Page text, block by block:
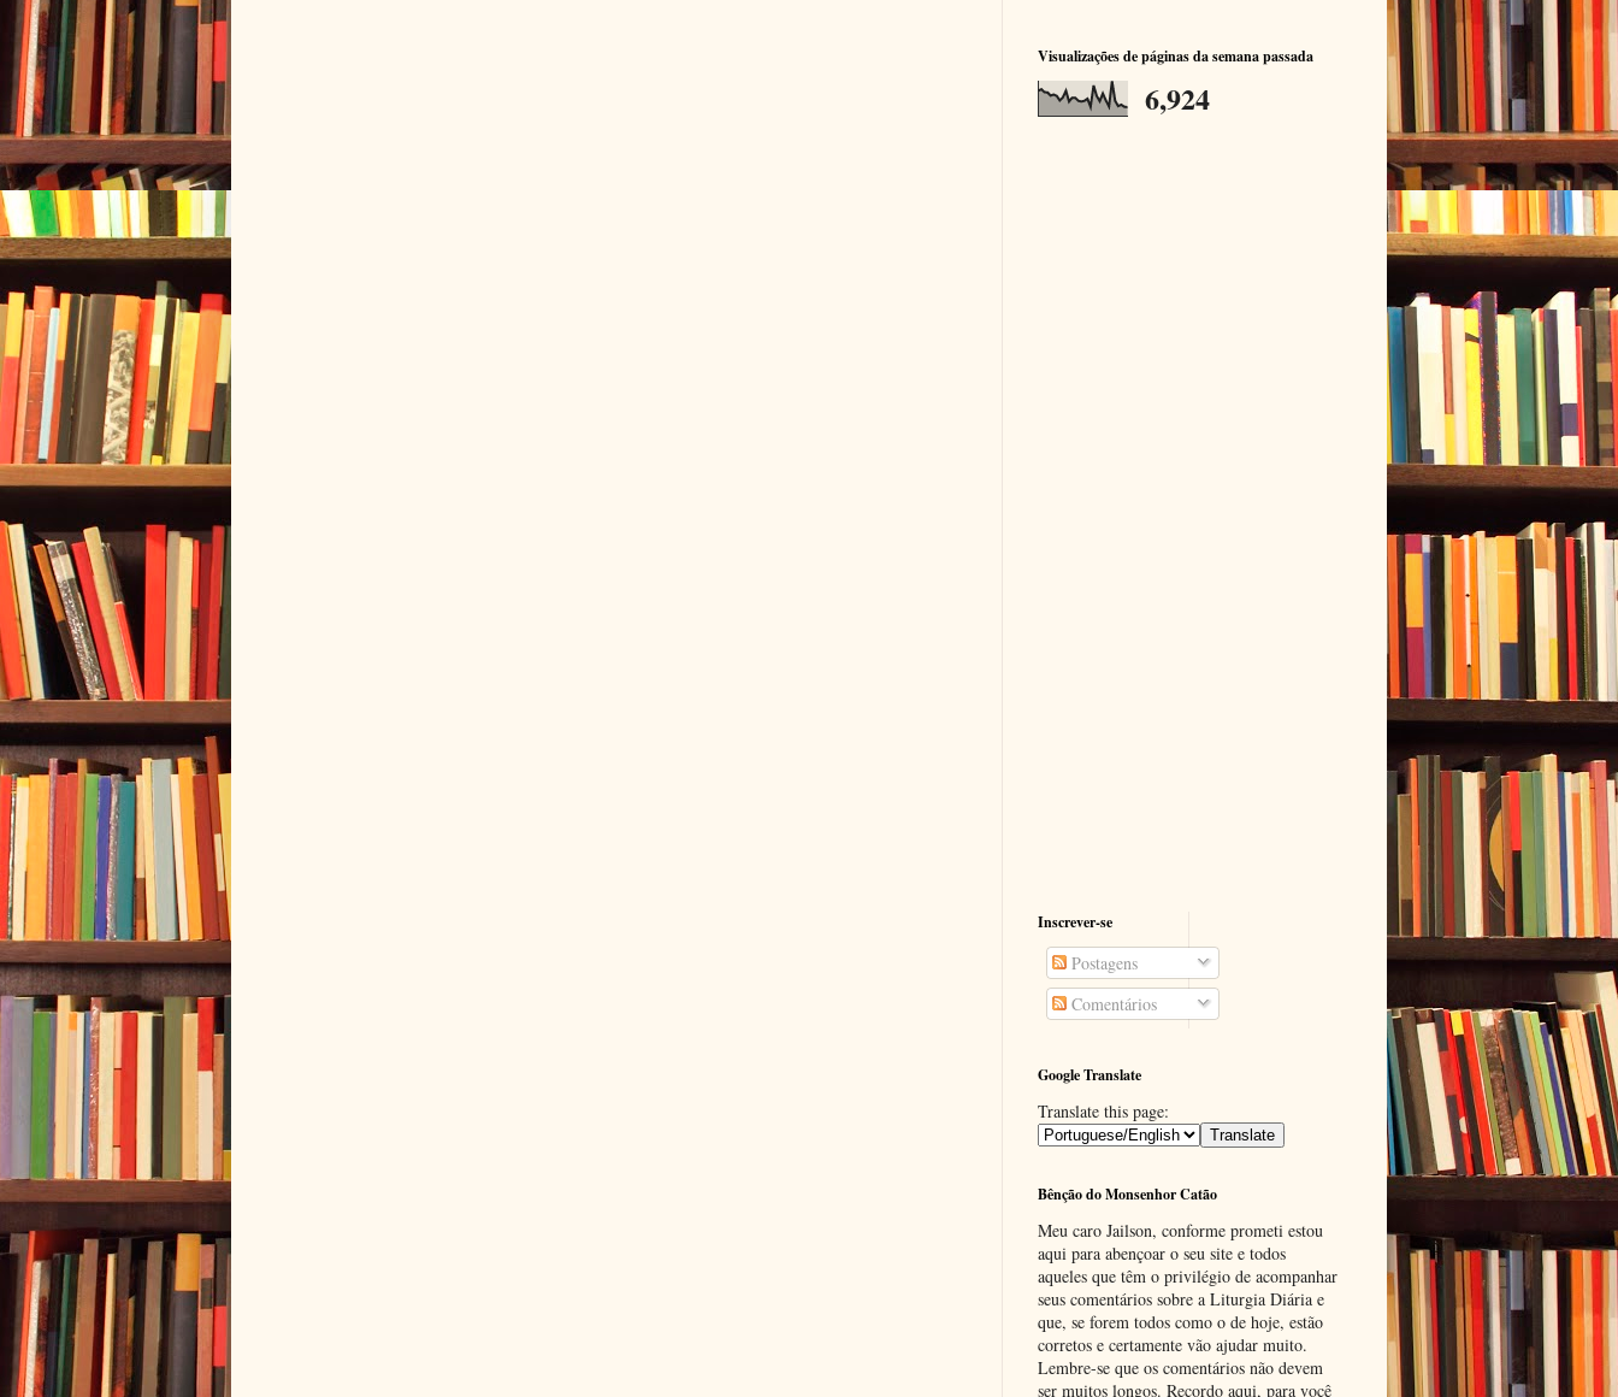
Visualizações de páginas da semana passada
6,924
Inscrever-se
Postagens
Comentários
Google Translate
Translate this page:
Bênção do Monsenhor Catão
Meu caro Jailson, conforme prometi estou
aqui para abençoar o seu site e todos
aqueles que têm o privilégio de acompanhar
seus comentários sobre a Liturgia Diária e
que, se forem todos como o de hoje, estão
corretos e certamente vão ajudar muito.
Lembre-se que os comentários não devem
ser muitos longos. Recordo aqui, para você